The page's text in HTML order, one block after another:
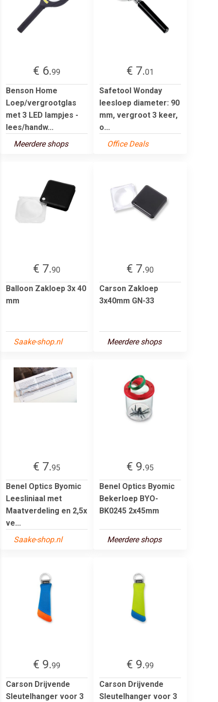
€ 6.99
Benson Home
Loep/vergrootglas
met 3 LED lampjes -
lees/handw...
Meerdere shops
€ 7.01
Safetool Wonday
leesloep diameter: 90
mm, vergroot 3 keer,
o...
Office Deals
€ 7.90
Balloon Zakloep 3x 40
mm
Saake-shop.nl
€ 7.90
Carson Zakloep
3x40mm GN-33
Meerdere shops
€ 7.95
Benel Optics Byomic
Leesliniaal met
Maatverdeling en 2,5x
ve...
Saake-shop.nl
€ 9.95
Benel Optics Byomic
Bekerloep BYO-
BK0245 2x45mm
Meerdere shops
€ 9.99
Carson Drijvende
Sleutelhanger voor 3
€ 9.99
Carson Drijvende
Sleutelhanger voor 3